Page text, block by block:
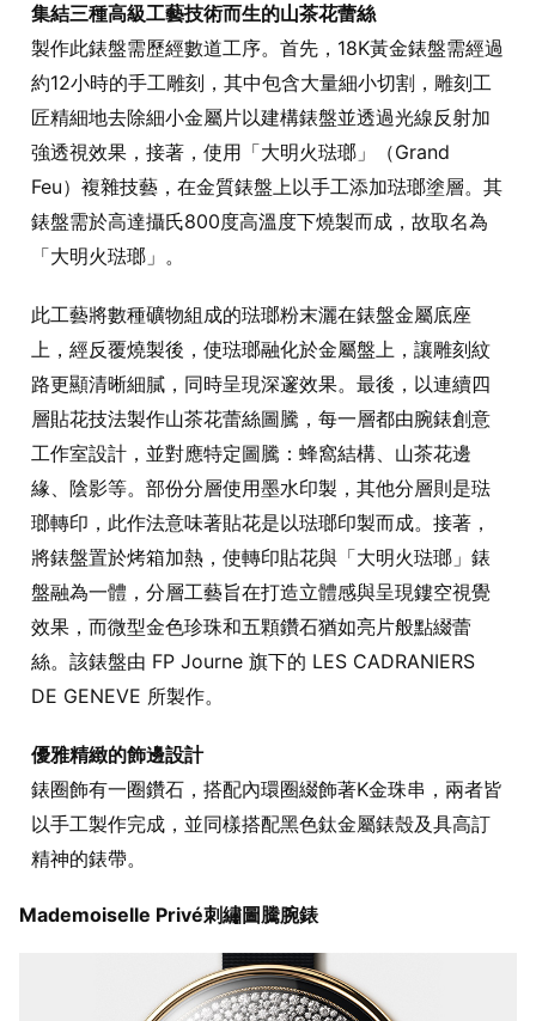
集結三種高級工藝技術而生的山茶花蕾絲
製作此錶盤需歷經數道工序。首先，18K黃金錶盤需經過
約12小時的手工雕刻，其中包含大量細小切割，雕刻工
匠精細地去除細小金屬片以建構錶盤並透過光線反射加
強透視效果，接著，使用「大明火琺瑯」（Grand
Feu）複雜技藝，在金質錶盤上以手工添加琺瑯塗層。其
錶盤需於高達攝氏800度高溫度下燒製而成，故取名為
「大明火琺瑯」。
此工藝將數種礦物組成的琺瑯粉末灑在錶盤金屬底座
上，經反覆燒製後，使琺瑯融化於金屬盤上，讓雕刻紋
路更顯清晰細膩，同時呈現深邃效果。最後，以連續四
層貼花技法製作山茶花蕾絲圖騰，每一層都由腕錶創意
工作室設計，並對應特定圖騰：蜂窩結構、山茶花邊
緣、陰影等。部份分層使用墨水印製，其他分層則是琺
瑯轉印，此作法意味著貼花是以琺瑯印製而成。接著，
將錶盤置於烤箱加熱，使轉印貼花與「大明火琺瑯」錶
盤融為一體，分層工藝旨在打造立體感與呈現鏤空視覺
效果，而微型金色珍珠和五顆鑽石猶如亮片般點綴蕾
絲。該錶盤由 FP Journe 旗下的 LES CADRANIERS
DE GENEVE 所製作。
優雅精緻的飾邊設計
錶圈飾有一圈鑽石，搭配內環圈綴飾著K金珠串，兩者皆
以手工製作完成，並同樣搭配黑色鈦金屬錶殼及具高訂
精神的錶帶。
Mademoiselle Privé刺繡圖騰腕錶